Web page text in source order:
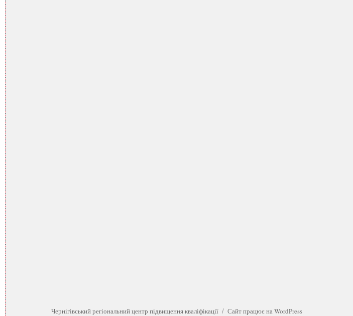
Чернігівський регіональний центр підвищення кваліфікації Сайт працює на WordPress